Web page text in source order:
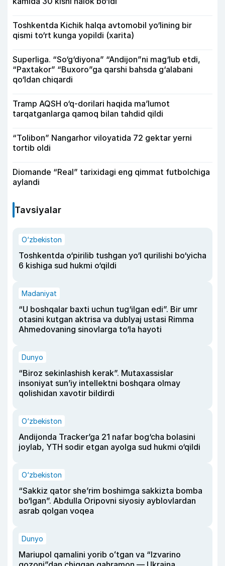
Toshkentda Kichik halqa avtomobil yo‘lining bir
qismi to‘rt kunga yopildi (xarita)
Superliga. “So‘g‘diyona” “Andijon”ni mag‘lub etdi,
“Paxtakor” “Buxoro”ga qarshi bahsda g‘alabani
qo‘ldan chiqardi
Tramp AQSH o‘q-dorilari haqida ma’lumot
tarqatganlarga qamoq bilan tahdid qildi
“Tolibon” Nangarhor viloyatida 72 gektar yerni
tortib oldi
Diomande “Real” tarixidagi eng qimmat futbolchiga
aylandi
Tavsiyalar
O‘zbekiston
Toshkentda o‘pirilib tushgan yo‘l qurilishi bo‘yicha
6 kishiga sud hukmi o‘qildi
Madaniyat
“U boshqalar baxti uchun tug‘ilgan edi”. Bir umr
otasini kutgan aktrisa va dublyaj ustasi Rimma
Ahmedovaning sinovlarga to‘la hayoti
Dunyo
“Biroz sekinlashish kerak”. Mutaxassislar
insoniyat sun’iy intellektni boshqara olmay
qolishidan xavotir bildirdi
O‘zbekiston
Andijonda Tracker’ga 21 nafar bog‘cha bolasini
joylab, YTH sodir etgan ayolga sud hukmi o‘qildi
O‘zbekiston
“Sakkiz qator she’rim boshimga sakkizta bomba
bo‘lgan”. Abdulla Oripovni siyosiy ayblovlardan
asrab qolgan voqea
Dunyo
Mariupol qamalini yorib oʻtgan va “Izvarino